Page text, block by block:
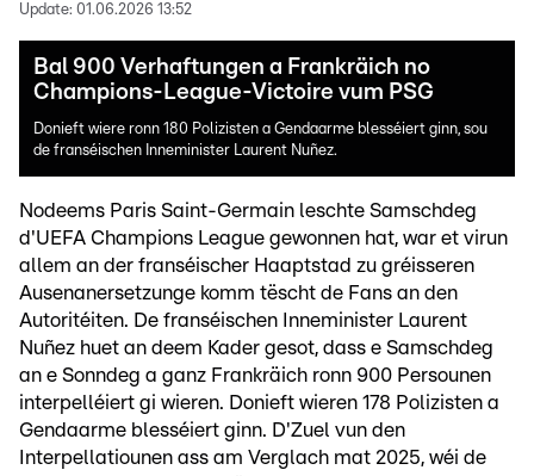
Update: 01.06.2026 13:52
Bal 900 Verhaftungen a Frankräich no
Champions-League-Victoire vum PSG
Donieft wiere ronn 180 Polizisten a Gendaarme blesséiert ginn, sou
de franséischen Inneminister Laurent Nuñez.
Nodeems Paris Saint-Germain leschte Samschdeg
d'UEFA Champions League gewonnen hat, war et virun
allem an der franséischer Haaptstad zu gréisseren
Ausenanersetzunge komm tëscht de Fans an den
Autoritéiten. De franséischen Inneminister Laurent
Nuñez huet an deem Kader gesot, dass e Samschdeg
an e Sonndeg a ganz Frankräich ronn 900 Persounen
interpelléiert gi wieren. Donieft wieren 178 Polizisten a
Gendaarme blesséiert ginn. D'Zuel vun den
Interpellatiounen ass am Verglach mat 2025, wéi de